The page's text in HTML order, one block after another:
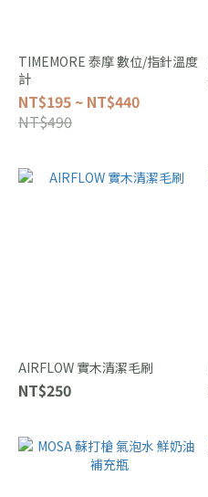
TIMEMORE 泰摩 數位/指針溫度
計
NT$195 ~ NT$440
NT$490
AIRFLOW 實木清潔毛刷
NT$250